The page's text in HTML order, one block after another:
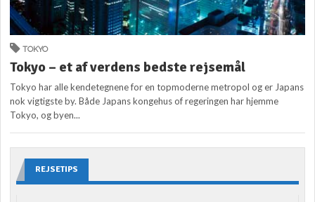
TOKYO
Tokyo – et af verdens bedste rejsemål
Tokyo har alle kendetegnene for en topmoderne metropol og er Japans
nok vigtigste by. Både Japans kongehus of regeringen har hjemme
Tokyo, og byen...
REJSETIPS